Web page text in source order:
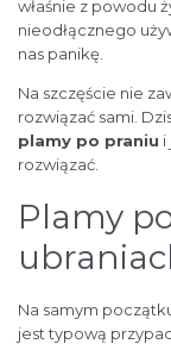
właśnie z powodu
nieodłącznego
nas panikę.
Na szczęście nie
rozwiązać sami.
plamy po praniu i
rozwiązać.
Plamy
Na samym
jest typową